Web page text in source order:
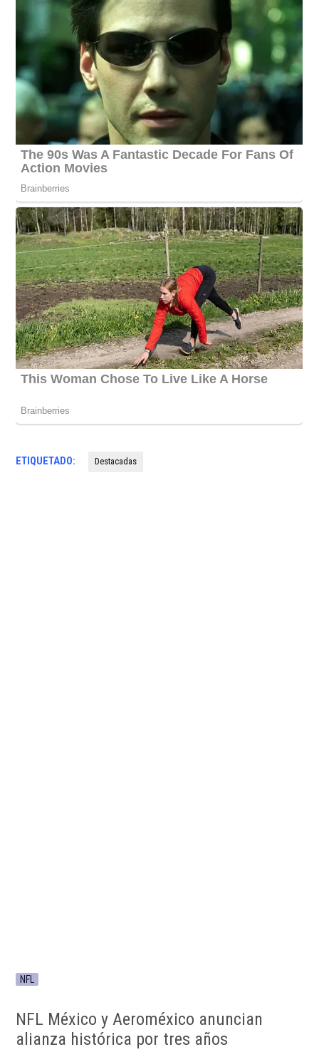
ETIQUETADO: Destacadas
NFL
NFL México y Aeroméxico anuncian
alianza histórica por tres años